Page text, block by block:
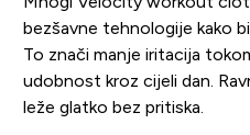
bezšavne tehnologije kako
To znači manje iritacija
udobnost kroz cijeli dan.
leže glatko bez pritiska.